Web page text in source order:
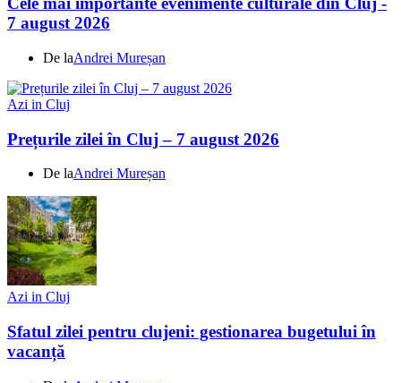
7 august 2026
De laAndrei Mureșan
Azi in Cluj
Prețurile zilei în Cluj – 7 august 2026
De laAndrei Mureșan
Azi in Cluj
Sfatul zilei pentru clujeni: gestionarea bugetului în
vacanță